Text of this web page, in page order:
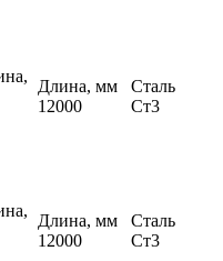
Длина, мм
12000
Сталь
Ст3
Длина, мм
12000
Сталь
Ст3